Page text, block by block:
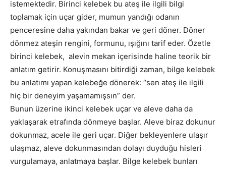
istemektedir. Birinci kelebek bu ateş ile ilgili bilgi
toplamak için uçar gider, mumun yandığı odanın
penceresine daha yakından bakar ve geri döner. Döner
dönmez ateşin rengini, formunu, ışığını tarif eder. Özetle
birinci kelebek, alevin mekan içerisinde haline teorik bir
anlatım getirir. Konuşmasını bitirdiği zaman, bilge kelebek
bu anlatımı yapan kelebeğe dönerek: “sen ateş ile ilgili
hiç bir deneyim yaşamamışsın” der.
Bunun üzerine ikinci kelebek uçar ve aleve daha da
yaklaşarak etrafında dönmeye başlar. Aleve biraz dokunur
dokunmaz, acele ile geri uçar. Diğer bekleyenlere ulaşır
ulaşmaz, aleve dokunmasından dolayı duyduğu hisleri
vurgulamaya, anlatmaya başlar. Bilge kelebek bunları